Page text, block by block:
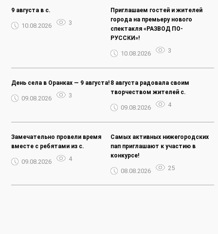
9 августа в с.
10.08.2026 3
Приглашаем гостей и жителей
города на премьеру нового
спектакля «РАЗВОД ПО-
РУССКИ»!
10.08.2026 3
День села в Оранках — 9 августа!
09.08.2026 3
8 августа радовала своим
творчеством жителей с.
09.08.2026 4
Замечательно провели время
вместе с ребятами из с.
09.08.2026 4
Самых активных нижегородских
пап приглашают к участию в
конкурсе!
08.08.2026 25